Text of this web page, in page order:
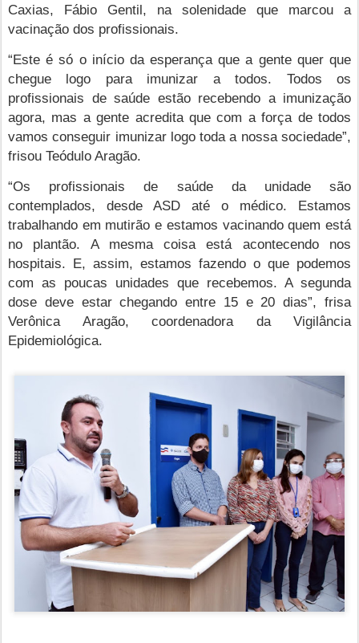
Caxias, Fábio Gentil, na solenidade que marcou a
vacinação dos profissionais.
“Este é só o início da esperança que a gente quer que
chegue logo para imunizar a todos. Todos os
profissionais de saúde estão recebendo a imunização
agora, mas a gente acredita que com a força de todos
vamos conseguir imunizar logo toda a nossa sociedade”,
frisou Teódulo Aragão.
“Os profissionais de saúde da unidade são
contemplados, desde ASD até o médico. Estamos
trabalhando em mutirão e estamos vacinando quem está
no plantão. A mesma coisa está acontecendo nos
hospitais. E, assim, estamos fazendo o que podemos
com as poucas unidades que recebemos. A segunda
dose deve estar chegando entre 15 e 20 dias”, frisa
Verônica Aragão, coordenadora da Vigilância
Epidemiológica.